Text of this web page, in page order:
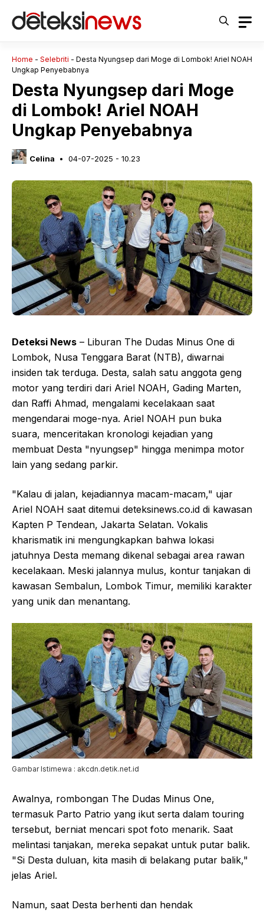
Home - Selebriti - Desta Nyungsep dari Moge di Lombok! Ariel NOAH
Ungkap Penyebabnya
Desta Nyungsep dari Moge
di Lombok! Ariel NOAH
Ungkap Penyebabnya
Celina 04-07-2025 - 10.23
Deteksi News – Liburan The Dudas Minus One di
Lombok, Nusa Tenggara Barat (NTB), diwarnai
insiden tak terduga. Desta, salah satu anggota geng
motor yang terdiri dari Ariel NOAH, Gading Marten,
dan Raffi Ahmad, mengalami kecelakaan saat
mengendarai moge-nya. Ariel NOAH pun buka
suara, menceritakan kronologi kejadian yang
membuat Desta "nyungsep" hingga menimpa motor
lain yang sedang parkir.
"Kalau di jalan, kejadiannya macam-macam," ujar
Ariel NOAH saat ditemui deteksinews.co.id di kawasan
Kapten P Tendean, Jakarta Selatan. Vokalis
kharismatik ini mengungkapkan bahwa lokasi
jatuhnya Desta memang dikenal sebagai area rawan
kecelakaan. Meski jalannya mulus, kontur tanjakan di
kawasan Sembalun, Lombok Timur, memiliki karakter
yang unik dan menantang.
Gambar Istimewa : akcdn.detik.net.id
Awalnya, rombongan The Dudas Minus One,
termasuk Parto Patrio yang ikut serta dalam touring
tersebut, berniat mencari spot foto menarik. Saat
melintasi tanjakan, mereka sepakat untuk putar balik.
"Si Desta duluan, kita masih di belakang putar balik,"
jelas Ariel.
Namun, saat Desta berhenti dan hendak